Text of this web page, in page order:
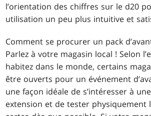
l’orientation des chiffres sur le d20
utilisation un peu plus intuitive et
Comment se procurer un pack
Parlez à votre magasin local ! Selon
habitez dans le monde, certains
être ouverts pour un événement
une façon idéale de s’intéresser à
extension et de tester physiquement